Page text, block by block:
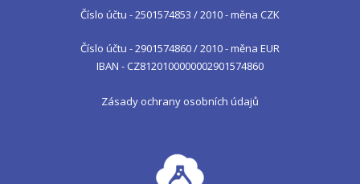
Číslo účtu - 2501574853 / 2010 - měna CZK
Číslo účtu - 2901574860 / 2010 - měna EUR
IBAN - CZ8120100000002901574860
Zásady ochrany osobních údajů